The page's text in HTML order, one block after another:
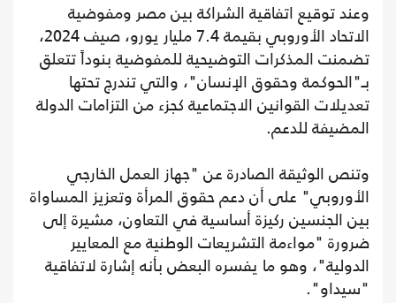
وعند توقيع اتفاقية الشراكة بين مصر ومفوضية
الاتحاد الأوروبي بقيمة 7.4 مليار يورو، صيف 2024،
تضمنت المذكرات التوضيحية للمفوضية بنوداً تتعلق
بـ"الحوكمة وحقوق الإنسان"، والتي تندرج تحتها
تعديلات القوانين الاجتماعية كجزء من التزامات الدولة
المضيفة للدعم.
وتنص الوثيقة الصادرة عن "جهاز العمل الخارجي
الأوروبي" على أن دعم حقوق المرأة وتعزيز المساواة
بين الجنسين ركيزة أساسية في التعاون، مشيرة إلى
ضرورة "مواءمة التشريعات الوطنية مع المعايير
الدولية"، وهو ما يفسره البعض بأنه إشارة لاتفاقية
"سيداو".